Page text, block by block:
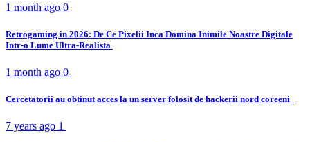
1 month ago 0
Retrogaming in 2026: De Ce Pixelii Inca Domina Inimile Noastre Digitale
Intr-o Lume Ultra-Realista
1 month ago 0
Cercetatorii au obtinut acces la un server folosit de hackerii nord coreeni
7 years ago 1